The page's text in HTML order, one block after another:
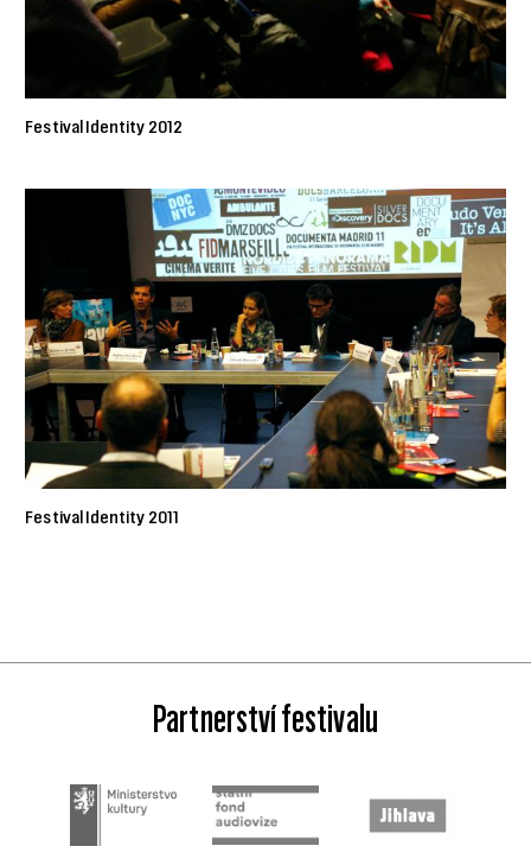
Festival Identity 2012
Festival Identity 2011
Partnerství festivalu